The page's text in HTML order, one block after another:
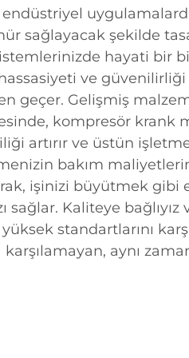
sağlayacak şekilde
hayati bir
ve
geçer. Gelişmiş
kompresör krank
artırır ve üstün işletme
bakım
işinizi büyütmek gibi
sağlar. Kaliteye bağlıyız
standartlarını
aynı